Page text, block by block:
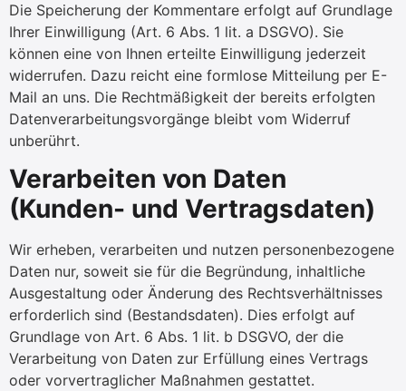
Die Speicherung der Kommentare erfolgt auf Grundlage
Ihrer Einwilligung (Art. 6 Abs. 1 lit. a DSGVO). Sie
können eine von Ihnen erteilte Einwilligung jederzeit
widerrufen. Dazu reicht eine formlose Mitteilung per E-
Mail an uns. Die Rechtmäßigkeit der bereits erfolgten
Datenverarbeitungsvorgänge bleibt vom Widerruf
unberührt.
Verarbeiten von Daten
(Kunden- und Vertragsdaten)
Wir erheben, verarbeiten und nutzen personenbezogene
Daten nur, soweit sie für die Begründung, inhaltliche
Ausgestaltung oder Änderung des Rechtsverhältnisses
erforderlich sind (Bestandsdaten). Dies erfolgt auf
Grundlage von Art. 6 Abs. 1 lit. b DSGVO, der die
Verarbeitung von Daten zur Erfüllung eines Vertrags
oder vorvertraglicher Maßnahmen gestattet.